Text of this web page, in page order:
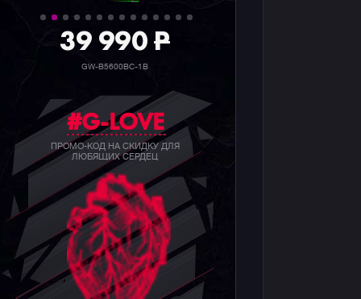
39 990P
GW-B5600BC-1B
#G-LOVE
ПРОМО-КОД НА СКИДКУ ДЛЯ
ЛЮБЯЩИХ СЕРДЕЦ